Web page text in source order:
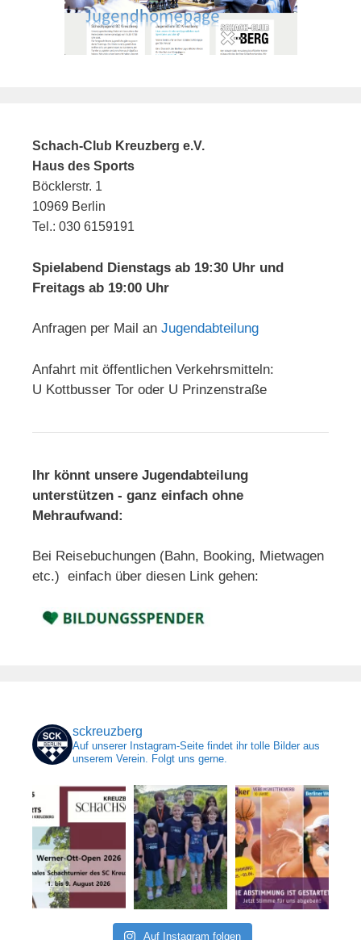
Schach-Club Kreuzberg e.V.
Haus des Sports
Böcklerstr. 1
10969 Berlin
Tel.: 030 6159191
Spielabend Dienstags ab 19:30 Uhr und
Freitags ab 19:00 Uhr
Anfragen per Mail an Jugendabteilung
Anfahrt mit öffentlichen Verkehrsmitteln:
U Kottbusser Tor oder U Prinzenstraße
Ihr könnt unsere Jugendabteilung
unterstützen - ganz einfach ohne
Mehraufwand:
Bei Reisebuchungen (Bahn, Booking, Mietwagen
etc.) einfach über diesen Link gehen:
sckreuzberg
Auf unserer Instagram-Seite findet ihr tolle Bilder aus
unserem Verein. Folgt uns gerne.
Auf Instagram folgen